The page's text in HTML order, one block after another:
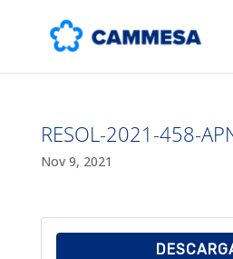
RESOL-2021-458-
Nov 9, 2021